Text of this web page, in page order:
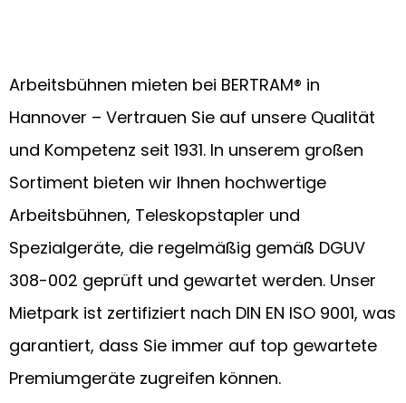
Arbeitsbühnen mieten bei BERTRAM® in
Hannover – Vertrauen Sie auf unsere Qualität
und Kompetenz seit 1931. In unserem großen
Sortiment bieten wir Ihnen hochwertige
Arbeitsbühnen, Teleskopstapler und
Spezialgeräte, die regelmäßig gemäß DGUV
308-002 geprüft und gewartet werden. Unser
Mietpark ist zertifiziert nach DIN EN ISO 9001, was
garantiert, dass Sie immer auf top gewartete
Premiumgeräte zugreifen können.